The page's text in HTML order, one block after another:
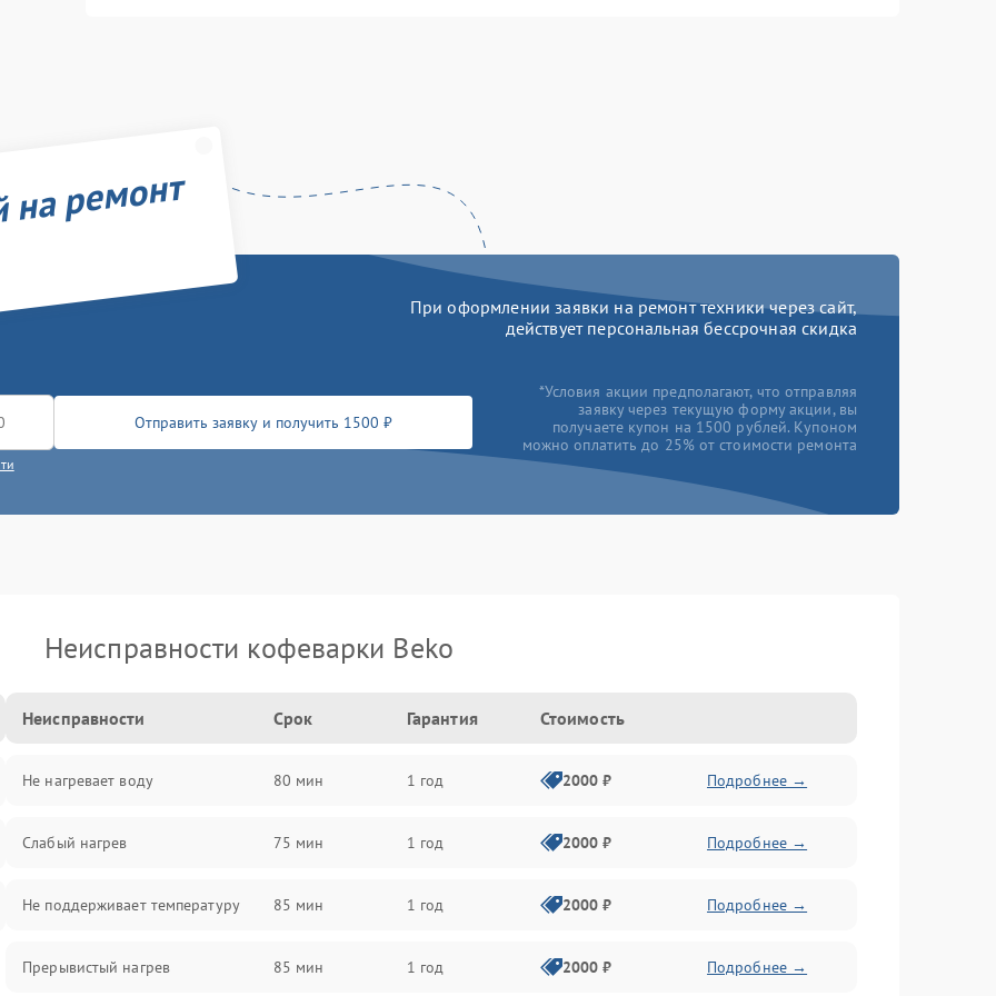
ремонт
При оформлении заявки на ремонт техники через сайт,
действует персональная бессрочная скидка
Отправить заявку и получить 1500 ₽
*Условия акции предполагают, что отправляя
заявку через текущую форму акции, вы
получаете купон на 1500 рублей. Купоном
можно оплатить до 25% от стоимости ремонта
Неисправности кофеварки Beko
Неисправности Срок Гарантия Стоимость
Не нагревает воду 80 мин 1 год 2000 ₽ Подробнее →
Слабый нагрев 75 мин 1 год 2000 ₽ Подробнее →
Не поддерживает температуру 85 мин 1 год 2000 ₽ Подробнее →
Прерывистый нагрев 85 мин 1 год 2000 ₽ Подробнее →